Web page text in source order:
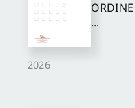
2026
...